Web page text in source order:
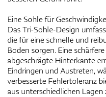
Eine Sohle für
Das Tri-Sohle-Design
die für eine schnelle und
Boden sorgen. Eine
abgeschrägte Hinterkante
Eindringen und Austreten,
verbesserte Fehlertoleranz
aus unterschiedlichen Lagen